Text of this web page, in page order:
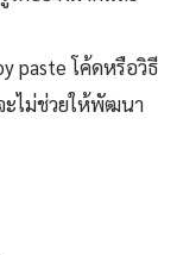
paste โค้ดหรือวิธี
ะไม่ช่วยให้พัฒนา